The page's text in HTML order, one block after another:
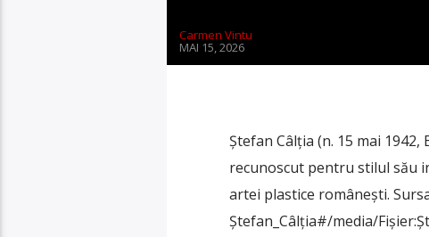
Carmen Vintu
MAI 15, 2026
Ștefan Câlția (n. 15 mai
recunoscut pentru stilul său
artei plastice românești.
Ștefan_Câlția#/media/